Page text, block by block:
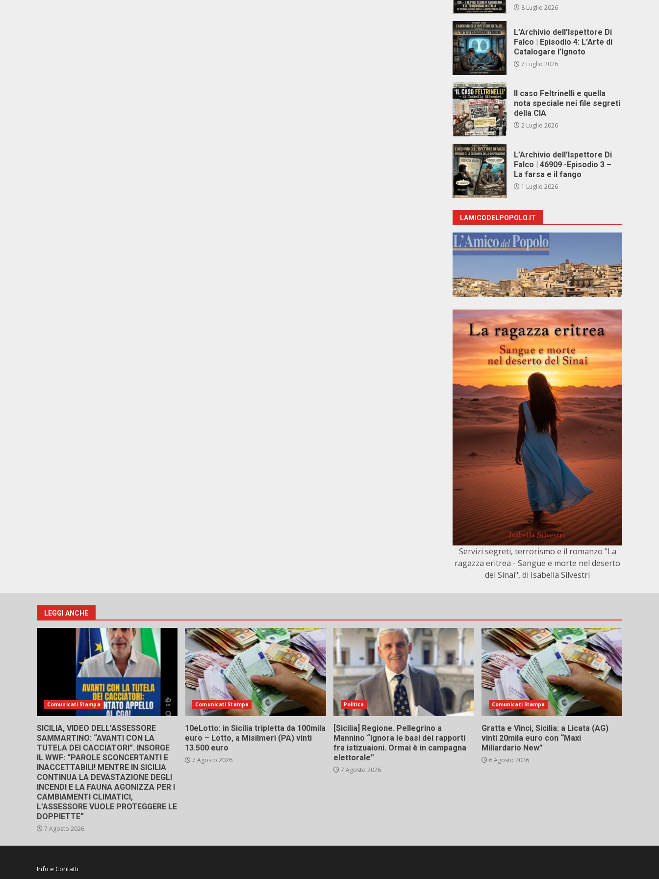
8 Luglio 2026
L’Archivio dell’Ispettore Di
Falco | Episodio 4: L’Arte di
Catalogare l’Ignoto
7 Luglio 2026
Il caso Feltrinelli e quella
nota speciale nei file segreti
della CIA
2 Luglio 2026
L’Archivio dell’Ispettore Di
Falco | 46909 -Episodio 3 –
La farsa e il fango
1 Luglio 2026
LAMICODELPOPOLO.IT
Servizi segreti, terrorismo e il romanzo "La
ragazza eritrea - Sangue e morte nel deserto
del Sinai", di Isabella Silvestri
LEGGI ANCHE
Comunicati Stampa
SICILIA, VIDEO DELL’ASSESSORE
SAMMARTINO: “AVANTI CON LA
TUTELA DEI CACCIATORI”. INSORGE
IL WWF: “PAROLE SCONCERTANTI E
INACCETTABILI! MENTRE IN SICILIA
CONTINUA LA DEVASTAZIONE DEGLI
INCENDI E LA FAUNA AGONIZZA PER I
CAMBIAMENTI CLIMATICI,
L’ASSESSORE VUOLE PROTEGGERE LE
DOPPIETTE”
7 Agosto 2026
Comunicati Stampa
10eLotto: in Sicilia tripletta da 100mila
euro – Lotto, a Misilmeri (PA) vinti
13.500 euro
7 Agosto 2026
Politica
[Sicilia] Regione. Pellegrino a
Mannino “Ignora le basi dei rapporti
fra istizuaioni. Ormai è in campagna
elettorale”
7 Agosto 2026
Comunicati Stampa
Gratta e Vinci, Sicilia: a Licata (AG)
vinti 20mila euro con “Maxi
Miliardario New”
6 Agosto 2026
Info e Contatti